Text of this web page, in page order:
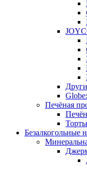
Печёная
Торты
Безалкогольные